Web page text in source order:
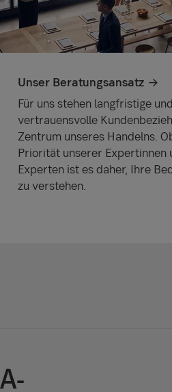
Unser Beratungsansatz
Für uns stehen langfristige und
vertrauensvolle
Zentrum unseres Handelns.
Priorität unserer Expertinnen
Experten ist es daher, Ihre
zu verstehen.